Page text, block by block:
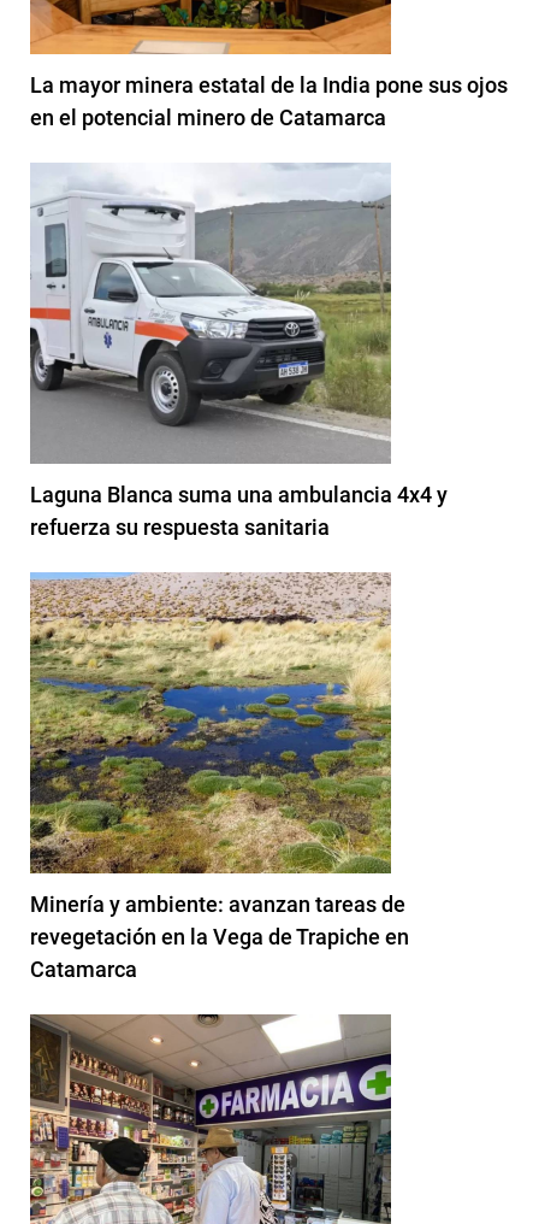
La mayor minera estatal de la India pone sus ojos
en el potencial minero de Catamarca
Laguna Blanca suma una ambulancia 4x4 y
refuerza su respuesta sanitaria
Minería y ambiente: avanzan tareas de
revegetación en la Vega de Trapiche en
Catamarca